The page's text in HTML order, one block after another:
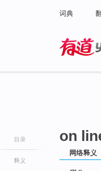
词典
目录
释义
on
网络释义